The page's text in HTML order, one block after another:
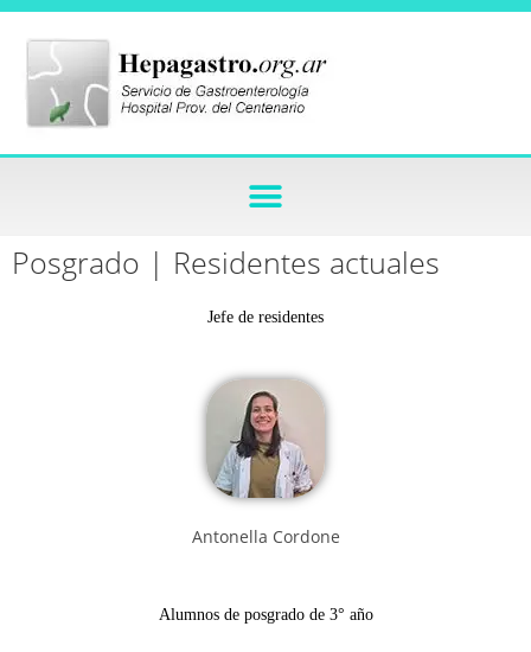
Posgrado | Residentes actuales
Jefe de residentes
Antonella Cordone
Alumnos de posgrado de 3° año